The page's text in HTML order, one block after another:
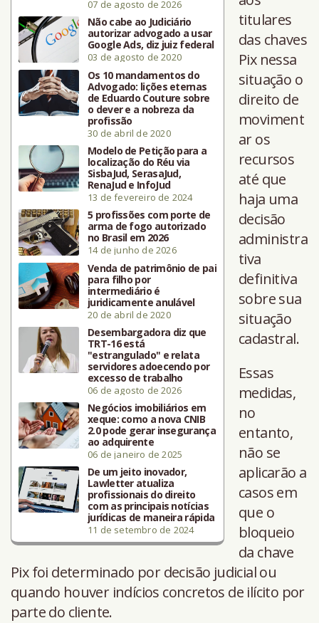
07 de agosto de 2026
Não cabe ao Judiciário
autorizar advogado a usar
Google Ads, diz juiz federal
03 de agosto de 2020
Os 10 mandamentos do
Advogado: lições eternas
de Eduardo Couture sobre
o dever e a nobreza da
profissão
30 de abril de 2020
Modelo de Petição para a
localização do Réu via
SisbaJud, SerasaJud,
RenaJud e InfoJud
13 de fevereiro de 2024
5 profissões com porte de
arma de fogo autorizado
no Brasil em 2026
14 de junho de 2026
Venda de patrimônio de pai
para filho por
intermediário é
juridicamente anulável
20 de abril de 2020
Desembargadora diz que
TRT-16 está
"estrangulado" e relata
servidores adoecendo por
excesso de trabalho
06 de agosto de 2026
Negócios imobiliários em
xeque: como a nova CNIB
2.0 pode gerar insegurança
ao adquirente
06 de janeiro de 2025
De um jeito inovador,
Lawletter atualiza
profissionais do direito
com as principais notícias
jurídicas de maneira rápida
11 de setembro de 2024
titulares
das chaves
Pix nessa
situação o
direito de
moviment
ar os
recursos
até que
haja uma
decisão
administra
tiva
definitiva
sobre sua
situação
cadastral.
Essas
medidas,
no
entanto,
não se
aplicarão a
casos em
que o
bloqueio
da chave
Pix foi determinado por decisão judicial ou
quando houver indícios concretos de ilícito por
parte do cliente.